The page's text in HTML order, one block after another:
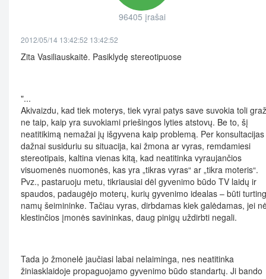
96405 įrašai
2012/05/14 13:42:52 13:42:52
Zita Vasiliauskaitė. Pasiklydę stereotipuose
"...
Akivaizdu, kad tiek moterys, tiek vyrai patys save suvokia toli
ne taip, kaip yra suvokiami priešingos lyties atstovų. Be to, šį
neatitikimą nemažai jų išgyvena kaip problemą. Per konsultacijas
dažnai susiduriu su situacija, kai žmona ar vyras, remdamiesi
stereotipais, kaltina vienas kitą, kad neatitinka vyraujančios
visuomenės nuomonės, kas yra „tikras vyras“ ar „tikra moteris“.
Pvz., pastaruoju metu, tikriausiai dėl gyvenimo būdo TV laidų ir
spaudos, padaugėjo moterų, kurių gyvenimo idealas – būti
namų šeimininke. Tačiau vyras, dirbdamas kiek galėdamas, jei
klestinčios įmonės savininkas, daug pinigų uždirbti negali.
Tada jo žmonelė jaučiasi labai nelaiminga, nes neatitinka
žiniasklaidoje propaguojamo gyvenimo būdo standartų. Ji bando